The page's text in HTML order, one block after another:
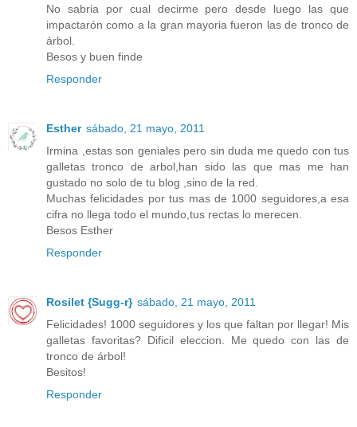
No sabria por cual decirme pero desde luego las que
impactarón como a la gran mayoria fueron las de tronco de
árbol.
Besos y buen finde
Responder
Esther sábado, 21 mayo, 2011
Irmina ,estas son geniales pero sin duda me quedo con tus
galletas tronco de arbol,han sido las que mas me han
gustado no solo de tu blog ,sino de la red.
Muchas felicidades por tus mas de 1000 seguidores,a esa
cifra no llega todo el mundo,tus rectas lo merecen.
Besos Esther
Responder
Rosilet {Sugg-r} sábado, 21 mayo, 2011
Felicidades! 1000 seguidores y los que faltan por llegar! Mis
galletas favoritas? Dificil eleccion. Me quedo con las de
tronco de árbol!
Besitos!
Responder